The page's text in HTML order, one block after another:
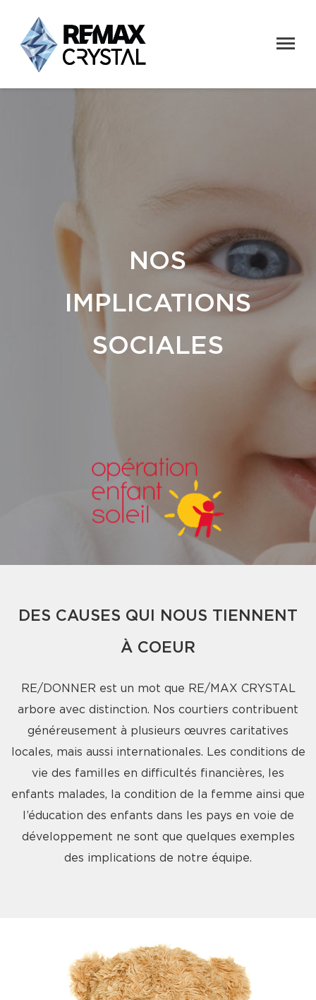
NOS
IMPLICATIONS
SOCIALES
DES CAUSES QUI NOUS TIENNENT
À COEUR
RE/DONNER est un mot que RE/MAX CRYSTAL
arbore avec distinction. Nos courtiers contribuent
généreusement à plusieurs œuvres caritatives
locales, mais aussi internationales. Les conditions de
vie des familles en difficultés financières, les
enfants malades, la condition de la femme ainsi que
l’éducation des enfants dans les pays en voie de
développement ne sont que quelques exemples
des implications de notre équipe.